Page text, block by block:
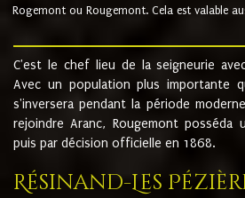
Rogemont ou Rougemont. Cela est valable
C'est le chef lieu de la seigneurie
Avec un population plus importante
s'inversera pendant la période
rejoindre Aranc, Rougemont posséda
puis par décision officielle en 1868.
Résinand-Les